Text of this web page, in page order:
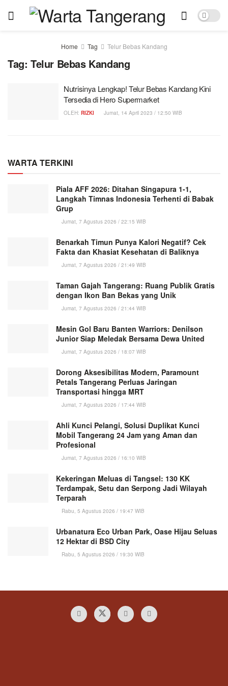
Home Tag Telur Bebas Kandang
Tag: Telur Bebas Kandang
Nutrisinya Lengkap! Telur Bebas Kandang Kini
Tersedia di Hero Supermarket
OLEH: RIZKI Jumat, 14 April 2023 / 12:50 WIB
WARTA TERKINI
Piala AFF 2026: Ditahan Singapura 1-1,
Langkah Timnas Indonesia Terhenti di Babak
Grup
Jumat, 7 Agustus 2026 / 22:15 WIB
Benarkah Timun Punya Kalori Negatif? Cek
Fakta dan Khasiat Kesehatan di Baliknya
Jumat, 7 Agustus 2026 / 21:49 WIB
Taman Gajah Tangerang: Ruang Publik Gratis
dengan Ikon Ban Bekas yang Unik
Jumat, 7 Agustus 2026 / 21:44 WIB
Mesin Gol Baru Banten Warriors: Denilson
Junior Siap Meledak Bersama Dewa United
Jumat, 7 Agustus 2026 / 18:07 WIB
Dorong Aksesibilitas Modern, Paramount
Petals Tangerang Perluas Jaringan
Transportasi hingga MRT
Jumat, 7 Agustus 2026 / 17:44 WIB
Ahli Kunci Pelangi, Solusi Duplikat Kunci
Mobil Tangerang 24 Jam yang Aman dan
Profesional
Jumat, 7 Agustus 2026 / 16:10 WIB
Kekeringan Meluas di Tangsel: 130 KK
Terdampak, Setu dan Serpong Jadi Wilayah
Terparah
Rabu, 5 Agustus 2026 / 19:47 WIB
Urbanatura Eco Urban Park, Oase Hijau Seluas
12 Hektar di BSD City
Rabu, 5 Agustus 2026 / 19:30 WIB